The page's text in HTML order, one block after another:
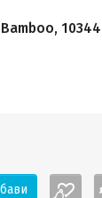
10344